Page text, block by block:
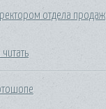
отдела продаж